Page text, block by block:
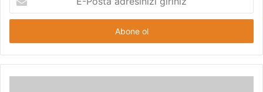
Posta
adresinizi